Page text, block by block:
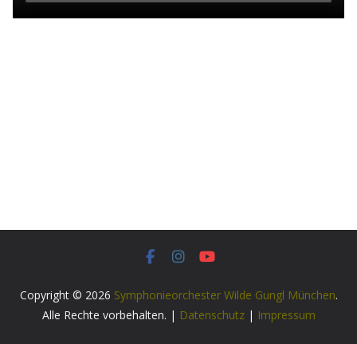
Copyright © 2026 Symphonieorchester Wilde Gungl München.
Alle Rechte vorbehalten. | Datenschutz| Impressum